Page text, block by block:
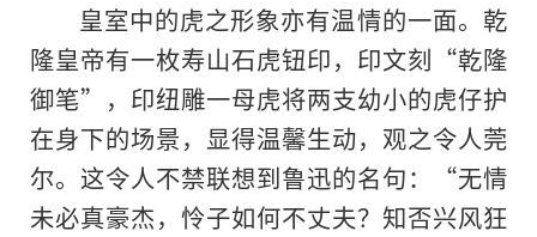
皇室中的虎之形象亦有温情的一面。乾
隆皇帝有一枚寿山石虎钮印，印文刻“乾隆
御笔”，印纽雕一母虎将两支幼小的虎仔护
在身下的场景，显得温馨生动，观之令人莞
尔。这令人不禁联想到鲁迅的名句：“无情
未必真豪杰，怜子如何不丈夫？知否兴风狂